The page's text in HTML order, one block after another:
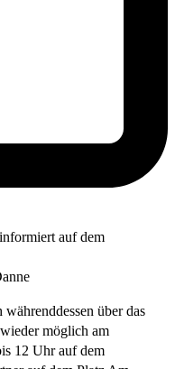
über das
möglich am
12 Uhr auf dem